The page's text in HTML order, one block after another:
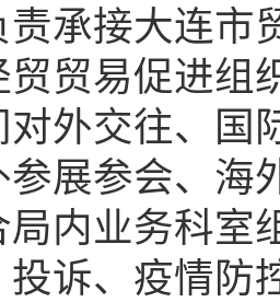
责承接大连
贸贸易促进组
对外交往、国
参展参会、海
局内业务科室
投诉、疫情防